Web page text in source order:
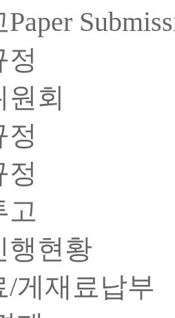
Paper
정
원회
정
정
고
행현황
/게재료납부